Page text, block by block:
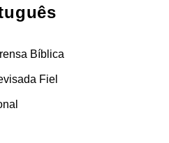
Bíblica
Fiel